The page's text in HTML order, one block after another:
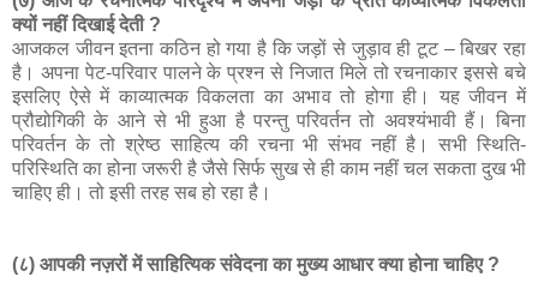
क्यों नहीं दिखाई देती ?
आजकल जीवन इतना कठिन हो गया है कि जड़ों से जुड़ाव ही टूट – बिखर रहा
है। अपना पेट-परिवार पालने के प्रश्‍न से निजात मिले तो रचनाकार इससे बचे
इसलिए ऐसे में काव्‍यात्‍मक विकलता का अभाव तो होगा ही। यह जीवन में
प्रौद्योगिकी के आने से भी हुआ है परन्‍तु परिवर्तन तो अवश्‍यंभावी हैं। बिना
परिवर्तन के तो श्रेष्‍ठ साहित्‍य की रचना भी संभव नहीं है। सभी स्थिति-
परिस्थिति का होना जरूरी है जैसे सिर्फ सुख से ही काम नहीं चल सकता दुख भी
चाहिए ही। तो इसी तरह सब हो रहा है।
(८) आपकी नज़रों में साहित्यिक संवेदना का मुख्य आधार क्या होना चाहिए ?